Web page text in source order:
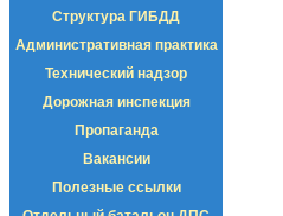
Структура ГИБДД
Административная практика
Технический надзор
Дорожная инспекция
Пропаганда
Вакансии
Полезные ссылки